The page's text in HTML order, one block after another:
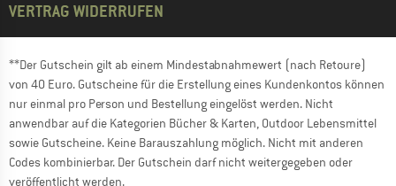
VERTRAG WIDERRUFEN
**Der Gutschein gilt ab einem Mindestabnahmewert (nach Retoure)
von 40 Euro. Gutscheine für die Erstellung eines Kundenkontos können
nur einmal pro Person und Bestellung eingelöst werden. Nicht
anwendbar auf die Kategorien Bücher & Karten, Outdoor Lebensmittel
sowie Gutscheine. Keine Barauszahlung möglich. Nicht mit anderen
Codes kombinierbar. Der Gutschein darf nicht weitergegeben oder
veröffentlicht werden.